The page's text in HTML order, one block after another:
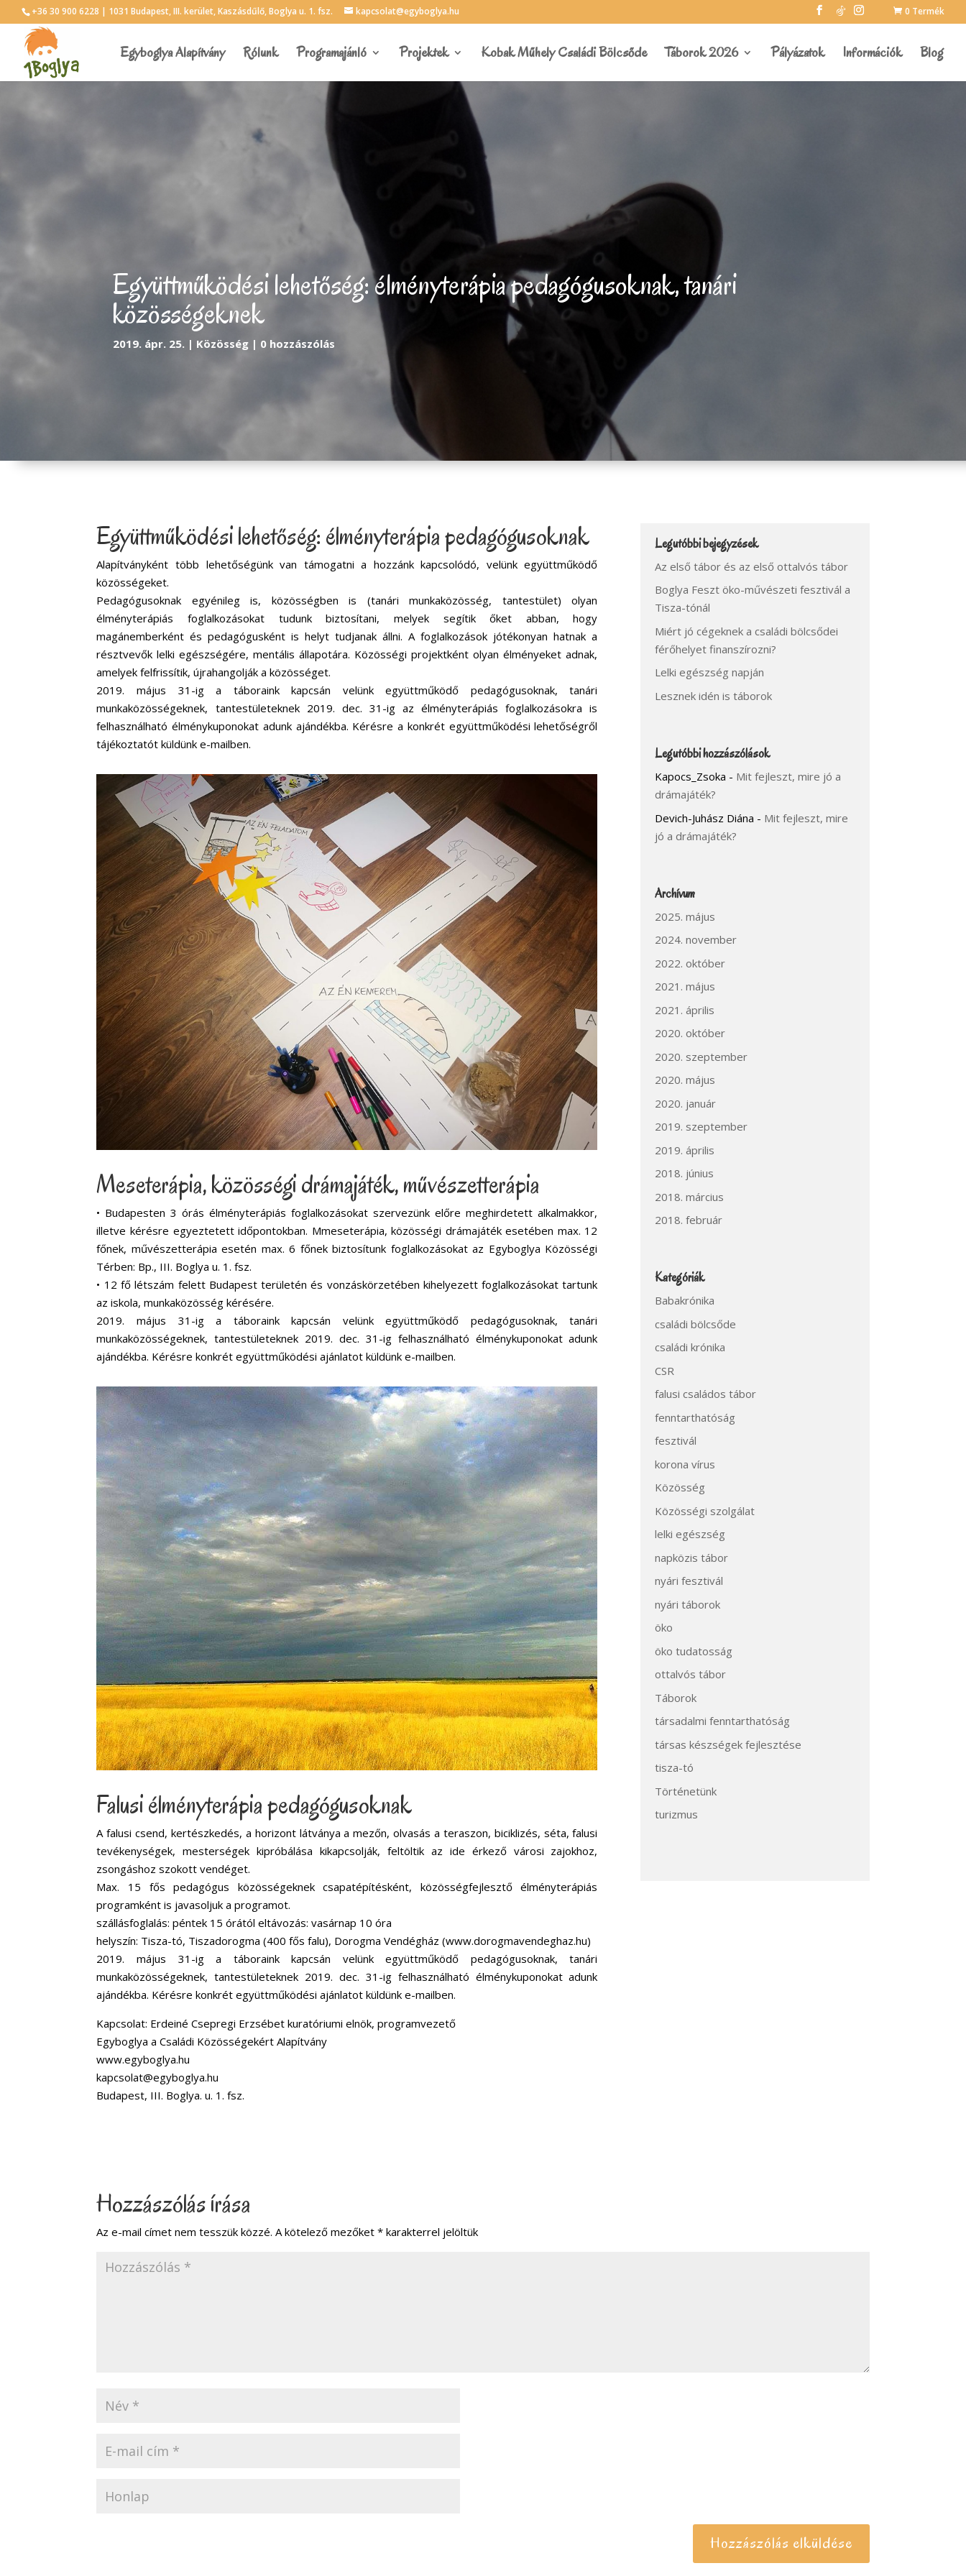
+36 30 900 6228 | 1031 Budapest, III. kerület, Kaszásdűlő, Boglya u. 1. fsz. kapcsolat@egyboglya.hu 0 Termék
Egyboglya Alapítvány Rólunk Programajánló Projektek Kobak Műhely Családi Bölcsőde Táborok 2026 Pályázatok Információk Blog
Együttműködési lehetőség: élményterápia pedagógusoknak, tanári
közösségeknek
2019. ápr. 25. Közösség 0 hozzászólás
Együttműködési lehetőség: élményterápia pedagógusoknak
Alapítványként több lehetőségünk van támogatni a hozzánk kapcsolódó, velünk együttműködő
közösségeket.
Pedagógusoknak egyénileg is, közösségben is (tanári munkaközösség, tantestület) olyan
élményterápiás foglalkozásokat tudunk biztosítani, melyek segítik őket abban, hogy
magánemberként és pedagógusként is helyt tudjanak állni. A foglalkozások jótékonyan hatnak a
résztvevők lelki egészségére, mentális állapotára. Közösségi projektként olyan élményeket adnak,
amelyek felfrissítik, újrahangolják a közösséget.
2019. május 31-ig a táboraink kapcsán velünk együttműködő pedagógusoknak, tanári
munkaközösségeknek, tantestületeknek 2019. dec. 31-ig az élményterápiás foglalkozásokra is
felhasználható élménykuponokat adunk ajándékba. Kérésre a konkrét együttműködési lehetőségről
tájékoztatót küldünk e-mailben.
Meseterápia, közösségi drámajáték, művészetterápia
• Budapesten 3 órás élményterápiás foglalkozásokat szervezünk előre meghirdetett alkalmakkor,
illetve kérésre egyeztetett időpontokban. Mmeseterápia, közösségi drámajáték esetében max. 12
főnek, művészetterápia esetén max. 6 főnek biztosítunk foglalkozásokat az Egyboglya Közösségi
Térben: Bp., III. Boglya u. 1. fsz.
• 12 fő létszám felett Budapest területén és vonzáskörzetében kihelyezett foglalkozásokat tartunk
az iskola, munkaközösség kérésére.
2019. május 31-ig a táboraink kapcsán velünk együttműködő pedagógusoknak, tanári
munkaközösségeknek, tantestületeknek 2019. dec. 31-ig felhasználható élménykuponokat adunk
ajándékba. Kérésre konkrét együttműködési ajánlatot küldünk e-mailben.
Falusi élményterápia pedagógusoknak
A falusi csend, kertészkedés, a horizont látványa a mezőn, olvasás a teraszon, biciklizés, séta, falusi
tevékenységek, mesterségek kipróbálása kikapcsolják, feltöltik az ide érkező városi zajokhoz,
zsongáshoz szokott vendéget.
Max. 15 fős pedagógus közösségeknek csapatépítésként, közösségfejlesztő élményterápiás
programként is javasoljuk a programot.
szállásfoglalás: péntek 15 órától eltávozás: vasárnap 10 óra
helyszín: Tisza-tó, Tiszadorogma (400 fős falu), Dorogma Vendégház (www.dorogmavendeghaz.hu)
2019. május 31-ig a táboraink kapcsán velünk együttműködő pedagógusoknak, tanári
munkaközösségeknek, tantestületeknek 2019. dec. 31-ig felhasználható élménykuponokat adunk
ajándékba. Kérésre konkrét együttműködési ajánlatot küldünk e-mailben.
Kapcsolat: Erdeiné Csepregi Erzsébet kuratóriumi elnök, programvezető
Egyboglya a Családi Közösségekért Alapítvány
www.egyboglya.hu
kapcsolat@egyboglya.hu
Budapest, III. Boglya. u. 1. fsz.
Legutóbbi bejegyzések
Az első tábor és az első ottalvós tábor
Boglya Feszt öko-művészeti fesztivál a
Tisza-tónál
Miért jó cégeknek a családi bölcsődei
férőhelyet finanszírozni?
Lelki egészség napján
Lesznek idén is táborok
Legutóbbi hozzászólások
Kapocs_Zsoka - Mit fejleszt, mire jó a
drámajáték?
Devich-Juhász Diána - Mit fejleszt, mire
jó a drámajáték?
Archívum
2025. május
2024. november
2022. október
2021. május
2021. április
2020. október
2020. szeptember
2020. május
2020. január
2019. szeptember
2019. április
2018. június
2018. március
2018. február
Kategóriák
Babakrónika
családi bölcsőde
családi krónika
CSR
falusi családos tábor
fenntarthatóság
fesztivál
korona vírus
Közösség
Közösségi szolgálat
lelki egészség
napközis tábor
nyári fesztivál
nyári táborok
öko
öko tudatosság
ottalvós tábor
Táborok
társadalmi fenntarthatóság
társas készségek fejlesztése
tisza-tó
Történetünk
turizmus
Hozzászólás írása
Az e-mail címet nem tesszük közzé. A kötelező mezőket* karakterrel jelöltük